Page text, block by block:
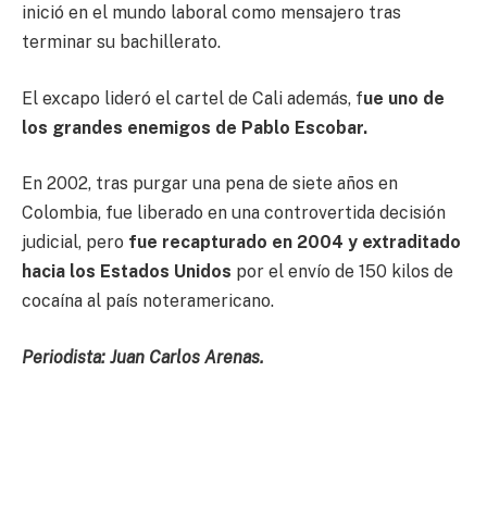
inició en el mundo laboral como mensajero tras
terminar su bachillerato.
El excapo lideró el cartel de Cali además, fue uno de
los grandes enemigos de Pablo Escobar.
En 2002, tras purgar una pena de siete años en
Colombia, fue liberado en una controvertida decisión
judicial, pero fue recapturado en 2004 y extraditado
hacia los Estados Unidos por el envío de 150 kilos de
cocaína al país noteramericano.
Periodista: Juan Carlos Arenas.